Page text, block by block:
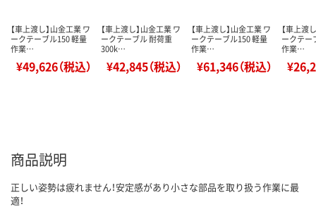
【車上渡し】山金工業 ワ
ークテーブル150 軽量
作業…
¥49,626（税込）
【車上渡し】山金工業 ワ
ークテーブル 耐荷重
300k…
¥42,845（税込）
【車上渡し】山金工業 ワ
ークテーブル150 軽量
作業…
¥61,346（税込）
【車上渡
ークテー
作業…
商品説明
正しい姿勢は疲れません！安定感があり小さな部品を取り扱う作業に最
適！